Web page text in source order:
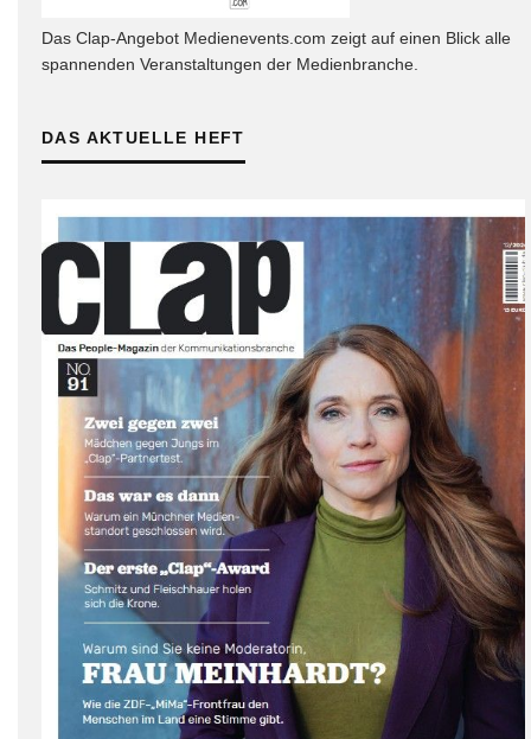
Das Clap-Angebot Medienevents.com zeigt auf einen Blick alle
spannenden Veranstaltungen der Medienbranche.
DAS AKTUELLE HEFT